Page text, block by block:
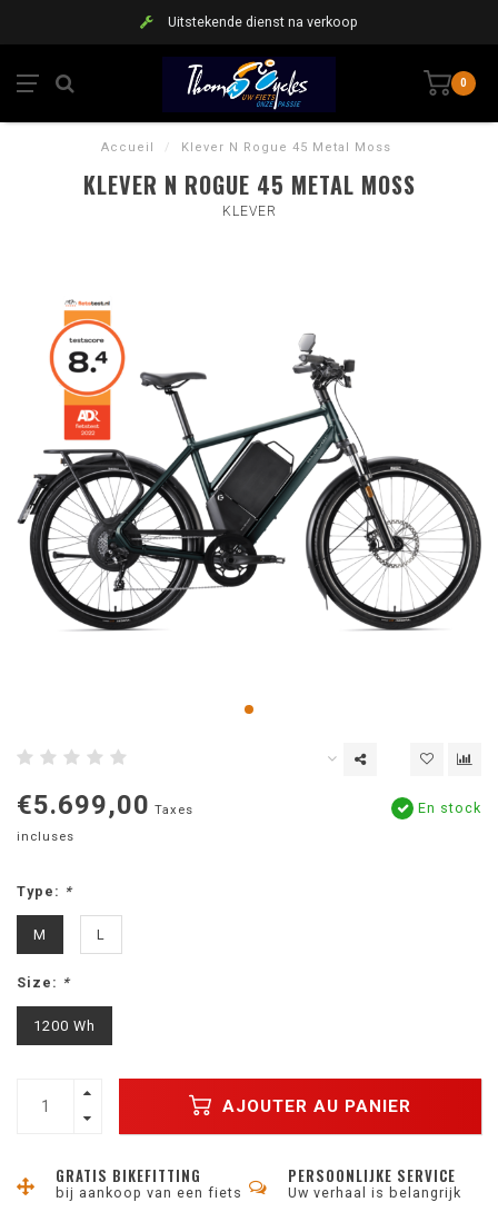
Uitstekende dienst na verkoop
0
Accueil / Klever N Rogue 45 Metal Moss
KLEVER N ROGUE 45 METAL MOSS
KLEVER
€5.699,00 Taxes
incluses
En stock
Type: *
M L
Size: *
1200 Wh
AJOUTER AU PANIER
GRATIS BIKEFITTING
bij aankoop van een fiets
PERSOONLIJKE SERVICE
Uw verhaal is belangrijk